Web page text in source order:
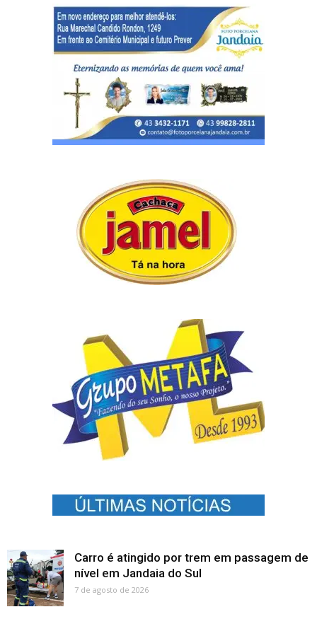
Carro é atingido por trem em passagem de
nível em Jandaia do Sul
7 de agosto de 2026